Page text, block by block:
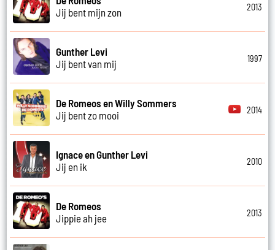
Jij bent mijn zon
2013
Gunther Levi
Jij bent van mij
1997
De Romeos en Willy Sommers
Jij bent zo mooi
2014
Ignace en Gunther Levi
Jij en ik
2010
De Romeos
Jippie ah jee
2013